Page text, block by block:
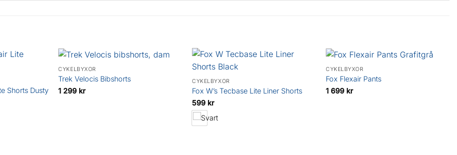
Shorts Dusty
CYKELBYXOR
Trek Velocis Bibshorts
1 299 kr
CYKELBYXOR
Fox W’s Tecbase Lite Liner Shorts
599 kr
CYKELBYXOR
Fox Flexair Pants
1 699 kr